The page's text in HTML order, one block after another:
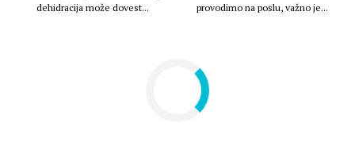
dehidracija može dovest...
provodimo na poslu, važno je...